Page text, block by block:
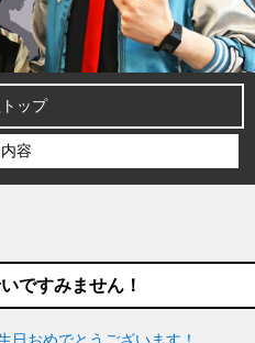
ップ
容
ですみません！